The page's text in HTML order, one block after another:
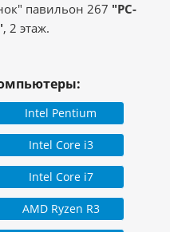
павильон 267 "PC-
, 2 этаж.
Intel Pentium
Intel Core i3
Intel Core i7
AMD Ryzen R3